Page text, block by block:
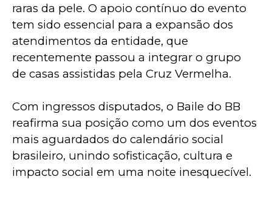
raras da pele. O apoio contínuo do evento
tem sido essencial para a expansão dos
atendimentos da entidade, que
recentemente passou a integrar o grupo
de casas assistidas pela Cruz Vermelha.
Com ingressos disputados, o Baile do BB
reafirma sua posição como um dos eventos
mais aguardados do calendário social
brasileiro, unindo sofisticação, cultura e
impacto social em uma noite inesquecível.